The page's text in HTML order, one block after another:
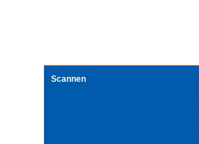
Scannen